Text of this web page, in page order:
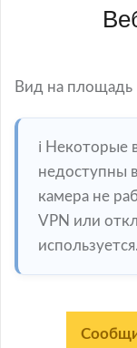
Вид на площадь
ℹ️ Некоторые
недоступны
камера не
VPN или
используется.